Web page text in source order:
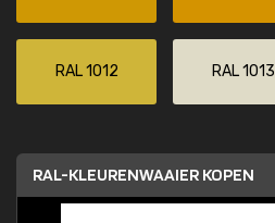
RAL 1012 RAL 1013
RAL-KLEURENWAAIER KOPEN